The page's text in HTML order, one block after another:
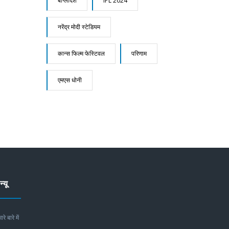
नरेंद्र मोदी स्टेडियम
कान्स फिल्म फेस्टिवल परिणाम
एमएस धोनी
बारे में